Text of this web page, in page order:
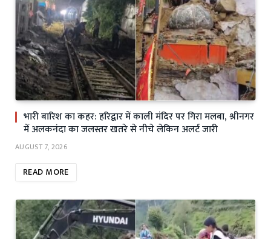
भारी बारिश का कहर: हरिद्वार में काली मंदिर पर गिरा मलबा, श्रीनगर
में अलकनंदा का जलस्तर खतरे से नीचे लेकिन अलर्ट जारी
AUGUST 7, 2026
READ MORE